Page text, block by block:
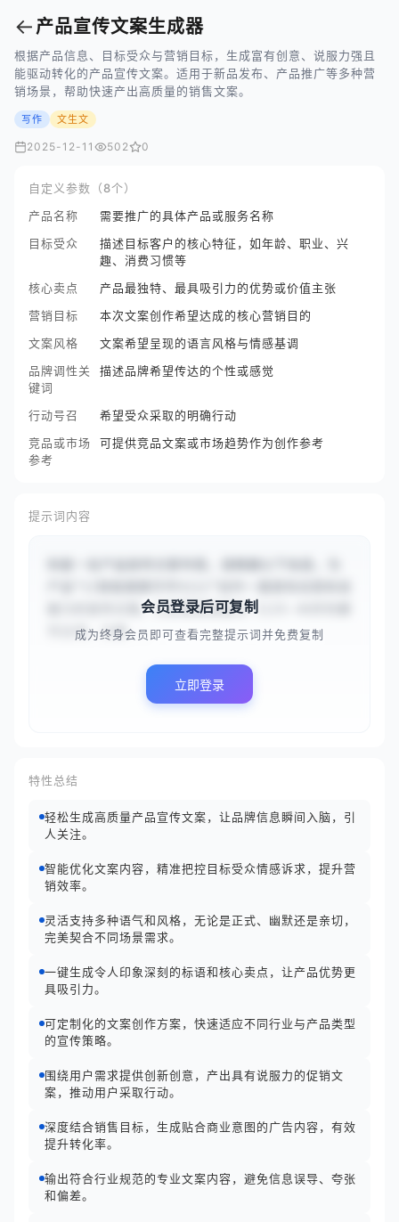
← 产品宣传文案生成器
根据产品信息、目标受众与营销目标，生成富有创意、说服力强且
能驱动转化的产品宣传文案。适用于新品发布、产品推广等多种营
销场景，帮助快速产出高质量的销售文案。
写作 文生文
2025-12-11 502 0
自定义参数（8个）
产品名称
需要推广的具体产品或服务名称
目标受众
描述目标客户的核心特征，如年龄、职业、兴
趣、消费习惯等
核心卖点
产品最独特、最具吸引力的优势或价值主张
营销目标
本次文案创作希望达成的核心营销目的
文案风格
文案希望呈现的语言风格与情感基调
品牌调性关
键词
描述品牌希望传达的个性或感觉
行动号召
希望受众采取的明确行动
竞品或市场
参考
可提供竞品文案或市场趋势作为创作参考
提示词内容
服力的宣传文案。文案需精准面向“{{25-40岁的都
市白领，注重...
会员登录后可复制
成为终身会员即可查看完整提示词并免费复制
立即登录
特性总结
轻松生成高质量产品宣传文案，让品牌信息瞬间入脑，引
人关注。
智能优化文案内容，精准把控目标受众情感诉求，提升营
销效率。
灵活支持多种语气和风格，无论是正式、幽默还是亲切，
完美契合不同场景需求。
一键生成令人印象深刻的标语和核心卖点，让产品优势更
具吸引力。
可定制化的文案创作方案，快速适应不同行业与产品类型
的宣传策略。
围绕用户需求提供创新创意，产出具有说服力的促销文
案，推动用户采取行动。
深度结合销售目标，生成贴合商业意图的广告内容，有效
提升转化率。
输出符合行业规范的专业文案内容，避免信息误导、夸张
和偏差。